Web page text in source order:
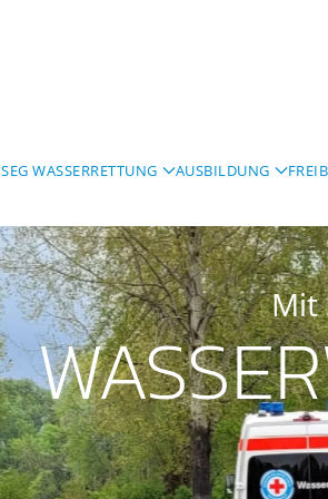
SEG WASSERRETTUNG AUSBILDUNG
Mit